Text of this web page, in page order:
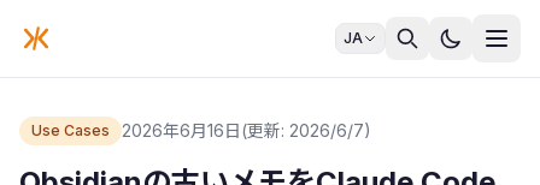
JA
Use Cases 2026年6月16日(更新: 2026/6/7)